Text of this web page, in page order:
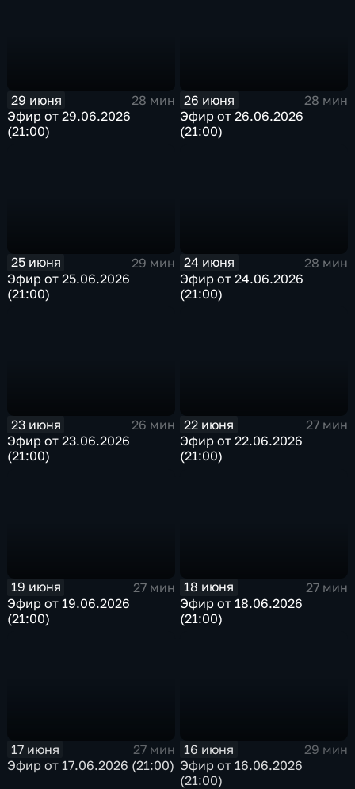
29 июня
28 мин
Эфир от 29.06.2026
(21:00)
26 июня
28 мин
Эфир от 26.06.2026
(21:00)
25 июня
29 мин
Эфир от 25.06.2026
(21:00)
24 июня
28 мин
Эфир от 24.06.2026
(21:00)
23 июня
26 мин
Эфир от 23.06.2026
(21:00)
22 июня
27 мин
Эфир от 22.06.2026
(21:00)
19 июня
27 мин
Эфир от 19.06.2026
(21:00)
18 июня
27 мин
Эфир от 18.06.2026
(21:00)
17 июня
27 мин
Эфир от 17.06.2026 (21:00)
16 июня
29 мин
Эфир от 16.06.2026
(21:00)